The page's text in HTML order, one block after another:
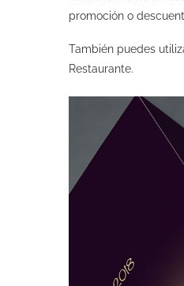
promoción o
También puedes
Restaurante.